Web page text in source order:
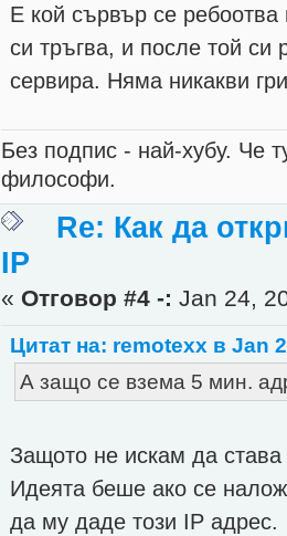
Е кой сървър се
си тръгва, и после той си
сервира. Няма никакви
Без подпис - най-хубу. Че
философи.
Re: Как да
IP
« Отговор #4 -: Jan 24,
Цитат на: remotexx в Jan
А защо се взема 5 мин.
Защото не искам да
Идеята беше ако се
да му даде този IP адрес.